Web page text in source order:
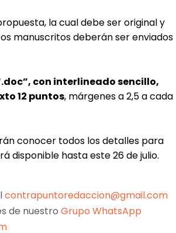
la cual debe ser original y
manuscritos deberán ser enviados
con interlineado sencillo,
12 puntos, márgenes a 2,5 a cada
conocer todos los detalles para
disponible hasta este 26 de julio.
contrapuntoredaccion@gmail.com
de nuestroGrupo WhatsApp